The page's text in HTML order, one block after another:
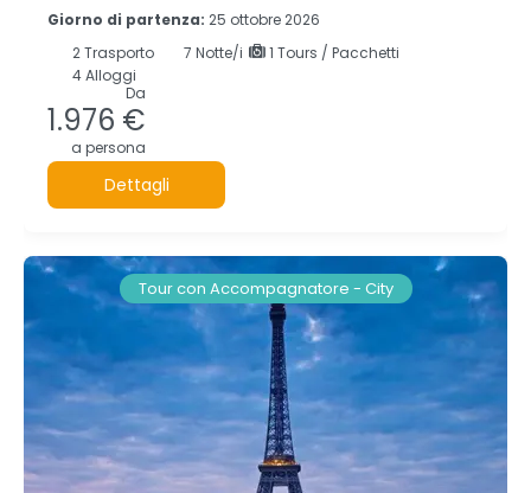
Giorno di partenza: 25 ottobre 2026
2Trasporto 7 Notte/i
1 Tours / Pacchetti
4 Alloggi
Da
1.976 €
a persona
Dettagli
Tour con Accompagnatore - City